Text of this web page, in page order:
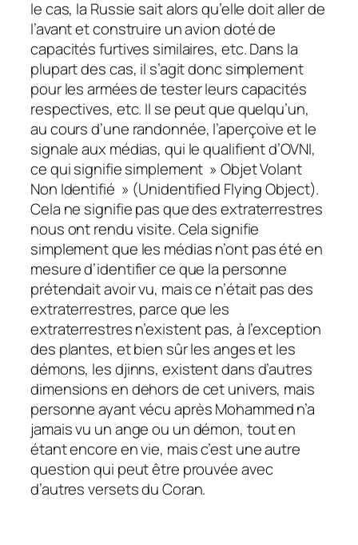
le cas, la Russie sait alors qu’elle doit aller de
l’avant et construire un avion doté de
capacités furtives similaires, etc. Dans la
plupart des cas, il s’agit donc simplement
pour les armées de tester leurs capacités
respectives, etc. Il se peut que quelqu’un,
au cours d’une randonnée, l’aperçoive et le
signale aux médias, qui le qualifient d’OVNI,
ce qui signifie simplement » Objet Volant
Non Identifié » (Unidentified Flying Object).
Cela ne signifie pas que des extraterrestres
nous ont rendu visite. Cela signifie
simplement que les médias n’ont pas été en
mesure d’identifier ce que la personne
prétendait avoir vu, mais ce n’était pas des
extraterrestres, parce que les
extraterrestres n’existent pas, à l’exception
des plantes, et bien sûr les anges et les
démons, les djinns, existent dans d’autres
dimensions en dehors de cet univers, mais
personne ayant vécu après Mohammed n’a
jamais vu un ange ou un démon, tout en
étant encore en vie, mais c’est une autre
question qui peut être prouvée avec
d’autres versets du Coran.